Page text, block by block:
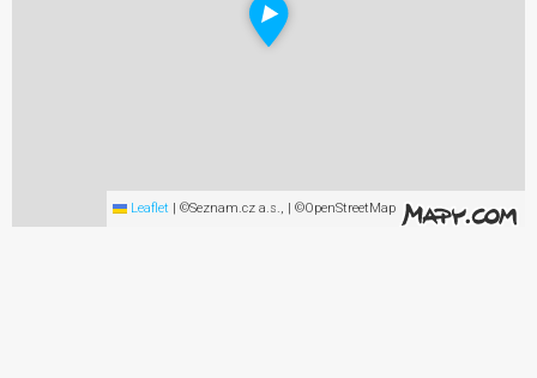
Leaflet | ©Seznam.cz a.s., | ©OpenStreetMap